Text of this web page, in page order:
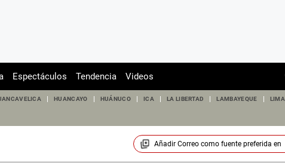
Espectáculos Tendencia Videos
HUANCAYO HUÁNUCO ICA LA LIBERTAD LAMBAYEQUE LIMA
Añadir Correocomo fuente preferida en